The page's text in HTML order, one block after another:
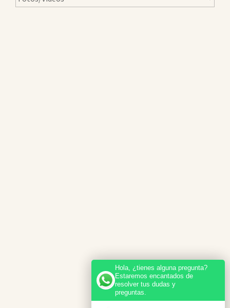
Hola, ¿tienes alguna pregunta?
Estaremos encantados de
resolver tus dudas y
preguntas.